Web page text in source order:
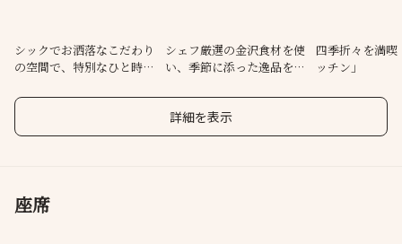
シックでお洒落なこだわり
の空間で、特別なひと時を
シェフ厳選の金沢食材を使
い、季節に添った逸品をご
四季折々を満喫
ッチン」
詳細を表示
座席